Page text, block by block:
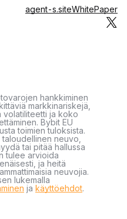
agent-s.siteWhitePaper
hankkiminen
markkinariskejä,
volatiliteetti ja koko
Bybit EU
toimien tuloksista.
neuvo,
tai pitää hallussa
tulee arvioida
ja heitä
neuvojia.
lukemalla
ja käyttöehdot.